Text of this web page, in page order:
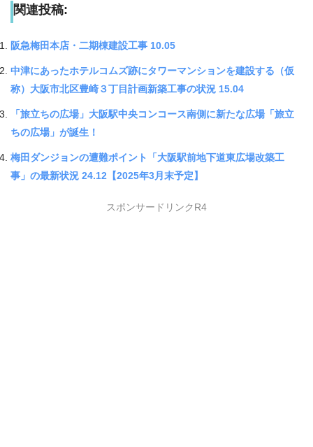
関連投稿:
阪急梅田本店・二期棟建設工事 10.05
中津にあったホテルコムズ跡にタワーマンションを建設する（仮
称）大阪市北区豊崎３丁目計画新築工事の状況 15.04
「旅立ちの広場」大阪駅中央コンコース南側に新たな広場「旅立
ちの広場」が誕生！
梅田ダンジョンの遭難ポイント「大阪駅前地下道東広場改築工
事」の最新状況 24.12【2025年3月末予定】
スポンサードリンクR4